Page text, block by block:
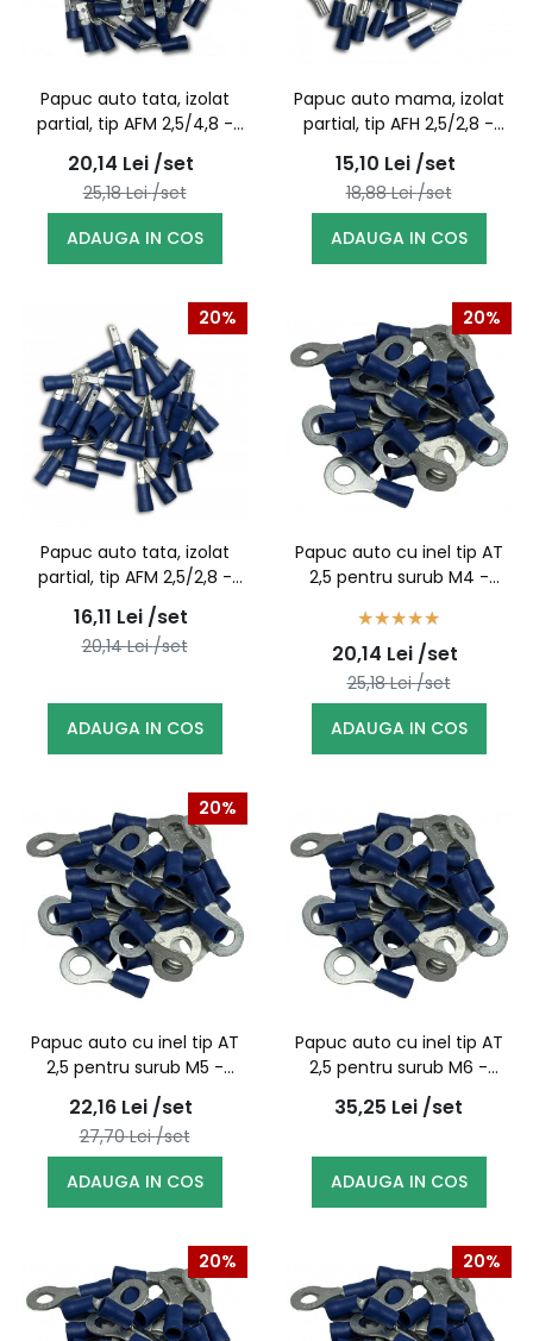
Papuc auto tata, izolat
partial, tip AFM 2,5/4,8 -
100buc/set
20,14 Lei /set
25,18Lei /set
ADAUGA IN COS
Papuc auto mama, izolat
partial, tip AFH 2,5/2,8 -
100buc/set
15,10 Lei /set
18,88Lei /set
ADAUGA IN COS
20%
Papuc auto tata, izolat
partial, tip AFM 2,5/2,8 -
100buc/set
16,11 Lei /set
20,14Lei /set
ADAUGA IN COS
20%
Papuc auto cu inel tip AT
2,5 pentru surub M4 -
20,14 Lei /set
25,18Lei /set
ADAUGA IN COS
20%
Papuc auto cu inel tip AT
2,5 pentru surub M5 -
100buc/set
22,16 Lei /set
27,70Lei /set
ADAUGA IN COS
Papuc auto cu inel tip AT
2,5 pentru surub M6 -
100buc/set
35,25 Lei /set
ADAUGA IN COS
20% 20%